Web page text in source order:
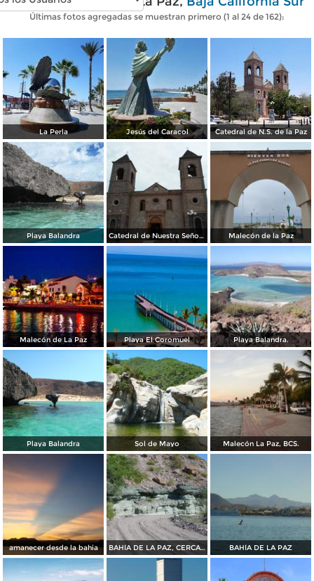
Últimas fotos agregadas se muestran primero (1 al 24 de 162):
La Perla Jesús del Caracol Catedral de N.S. de la Paz
Playa Balandra Catedral de Nuestra Señora de la Paz Malecón de la Paz
Malecón de La Paz Playa El Coromuel Playa Balandra.
Playa Balandra Sol de Mayo Malecón La Paz, BCS.
amanecer desde la bahia BAHÍA DE LA PAZ, CERCA DE SAN JUAN DE LA COSTA BAHÍA DE LA PAZ